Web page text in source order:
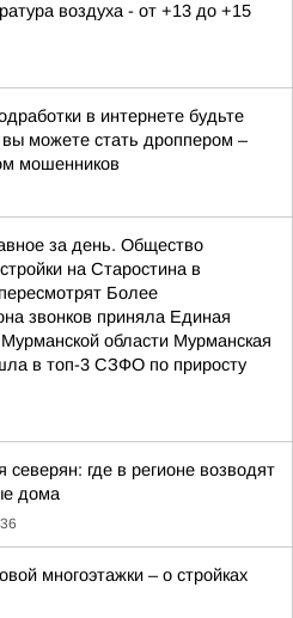
воздуха - от +13 до +15
в интернете будьте
можете стать дроппером –
мошенников
за день. Общество
на Старостина в
Более
звонков приняла Единая
области Мурманская
в топ-3 СЗФО по приросту
северян: где в регионе возводят
дома
многоэтажки – о стройках